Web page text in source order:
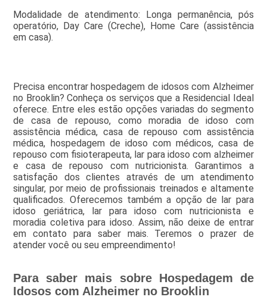
Modalidade de atendimento: Longa permanência, pós
operatório, Day Care (Creche), Home Care (assistência
em casa).
Precisa encontrar hospedagem de idosos com Alzheimer
no Brooklin? Conheça os serviços que a Residencial Ideal
oferece. Entre eles estão opções variadas do segmento
de casa de repouso, como moradia de idoso com
assistência médica, casa de repouso com assistência
médica, hospedagem de idoso com médicos, casa de
repouso com fisioterapeuta, lar para idoso com alzheimer
e casa de repouso com nutricionista. Garantimos a
satisfação dos clientes através de um atendimento
singular, por meio de profissionais treinados e altamente
qualificados. Oferecemos também a opção de lar para
idoso geriátrica, lar para idoso com nutricionista e
moradia coletiva para idoso. Assim, não deixe de entrar
em contato para saber mais. Teremos o prazer de
atender você ou seu empreendimento!
Para saber mais sobre Hospedagem de
Idosos com Alzheimer no Brooklin